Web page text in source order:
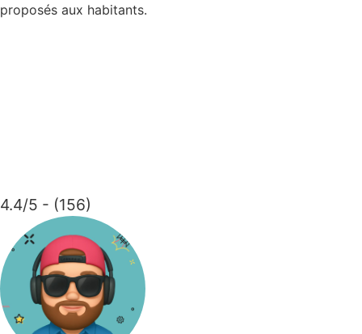
proposés aux habitants.
4.4/5 - (156)